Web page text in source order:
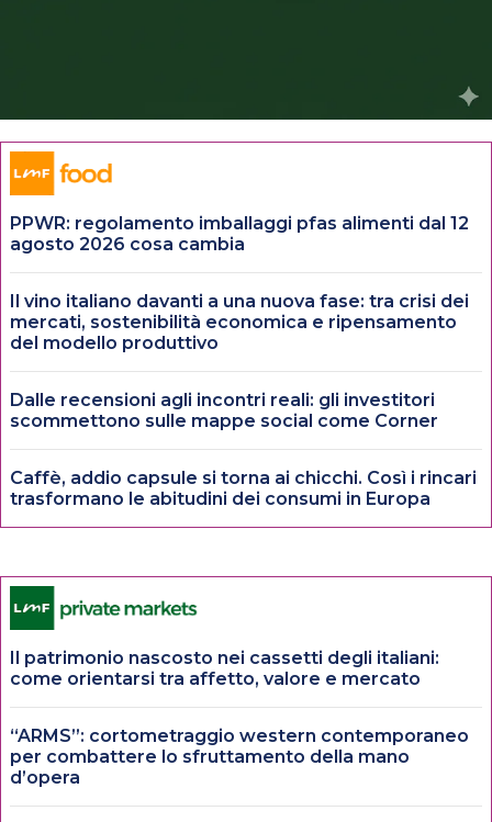
PPWR: regolamento imballaggi pfas alimenti dal 12
agosto 2026 cosa cambia
Il vino italiano davanti a una nuova fase: tra crisi dei
mercati, sostenibilità economica e ripensamento
del modello produttivo
Dalle recensioni agli incontri reali: gli investitori
scommettono sulle mappe social come Corner
Caffè, addio capsule si torna ai chicchi. Così i rincari
trasformano le abitudini dei consumi in Europa
Il patrimonio nascosto nei cassetti degli italiani:
come orientarsi tra affetto, valore e mercato
“ARMS”: cortometraggio western contemporaneo
per combattere lo sfruttamento della mano
d’opera